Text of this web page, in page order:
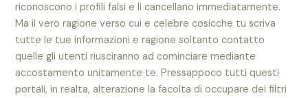
riconoscono i profili falsi e li cancellano immediatamente.
Ma il vero ragione verso cui e celebre cosicche tu scriva
tutte le tue informazioni e ragione soltanto contatto
quelle gli utenti riusciranno ad cominciare mediante
accostamento unitamente te. Pressappoco tutti questi
portali, in realta, alterazione la facolta di occupare dei filtri